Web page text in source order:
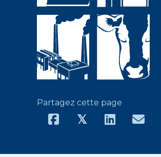
Partagez cette page
𝕏